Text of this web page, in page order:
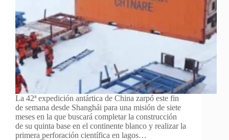
La 42ª expedición antártica de China zarpó este fin
de semana desde Shanghái para una misión de siete
meses en la que buscará completar la construcción
de su quinta base en el continente blanco y realizar la
primera perforación científica en lagos…